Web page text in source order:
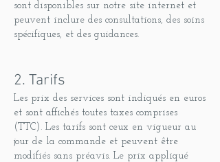
sont disponibles sur notre site internet et
peuvent inclure des consultations, des soins
spécifiques, et des guidances.
2. Tarifs
Les prix des services sont indiqués en euros
et sont affichés toutes taxes comprises
(TTC). Les tarifs sont ceux en vigueur au
jour de la commande et peuvent être
modifiés sans préavis. Le prix appliqué